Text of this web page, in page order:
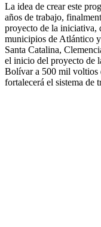
La idea de crear este
años de trabajo,
proyecto de la iniciativa,
municipios de Atlántico
Santa Catalina,
el inicio del proyecto de
Bolívar a 500 mil
fortalecerá el sistema de